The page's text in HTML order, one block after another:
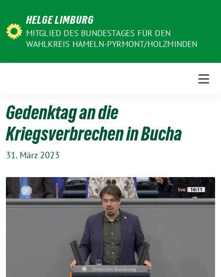
Inhalt
HELGE LIMBURG
MITGLIED DES BUNDESTAGES FÜR DEN
WAHLKREIS HAMELN-PYRMONT/HOLZMINDEN
Gedenktag an die
Kriegsverbrechen in Bucha
31. März 2023